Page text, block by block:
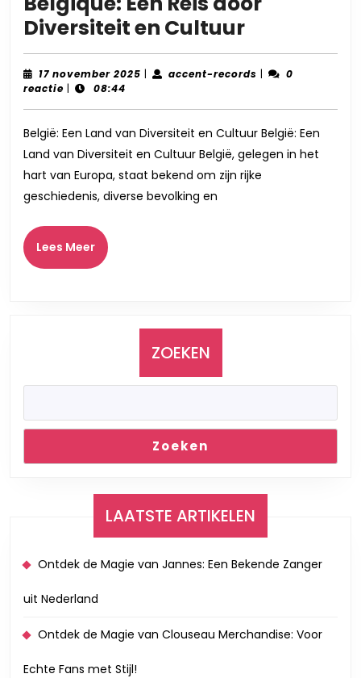
Diversiteit en CultuurOntdek
de
Magie
Belgique:
Een
Reis
17 november 2025 17| accent-records accent-
|
0
reactie | 08:44
België: Een Land van Diversiteit en Cultuur België: Een
Land van Diversiteit en Cultuur België, gelegen in het
hart van Europa, staat bekend om zijn rijke
geschiedenis, diverse bevolking en
Lees MeerLees
Meer
ZOEKEN
Zoeken
LAATSTE ARTIKELEN
Ontdek de Magie van Jannes: Een Bekende Zanger
uit Nederland
Ontdek de Magie van Clouseau Merchandise: Voor
Echte Fans met Stijl!